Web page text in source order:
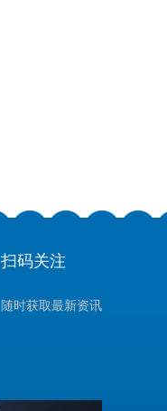
扫码关注
随时获取最新资讯